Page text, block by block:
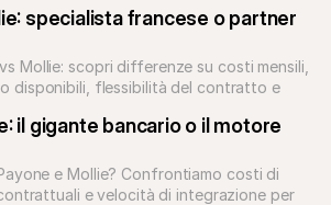
Mollie: scopri differenze su costi mensili,
disponibili, flessibilità del contratto e
il gigante bancario o il motore
e Mollie? Confrontiamo costi di
e velocità di integrazione per